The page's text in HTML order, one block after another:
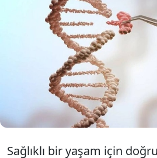
Yaş 40'ı Geçtiyse
vücudun ihtiyaçları
dönemde sağlıklı
vitaminle hayatınızı
Sağlıklı bir yaşam için